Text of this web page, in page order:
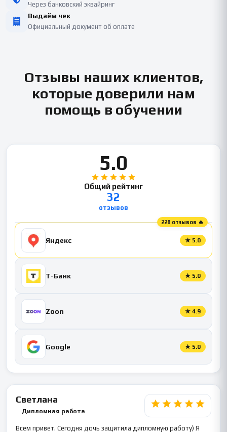
Через банковский эквайринг
Выдаём чек
Официальный документ об оплате
Отзывы наших клиентов,
которые доверили нам
помощь в обучении
5.0
Общий рейтинг
32
отзывов
228 отзывов 🔥
Яндекс ★ 5.0
Т-Банк ★ 5.0
Zoon ★ 4.9
Google ★ 5.0
Светлана
Дипломная работа
Всем привет. Сегодня дочь защитила дипломную работу) Я